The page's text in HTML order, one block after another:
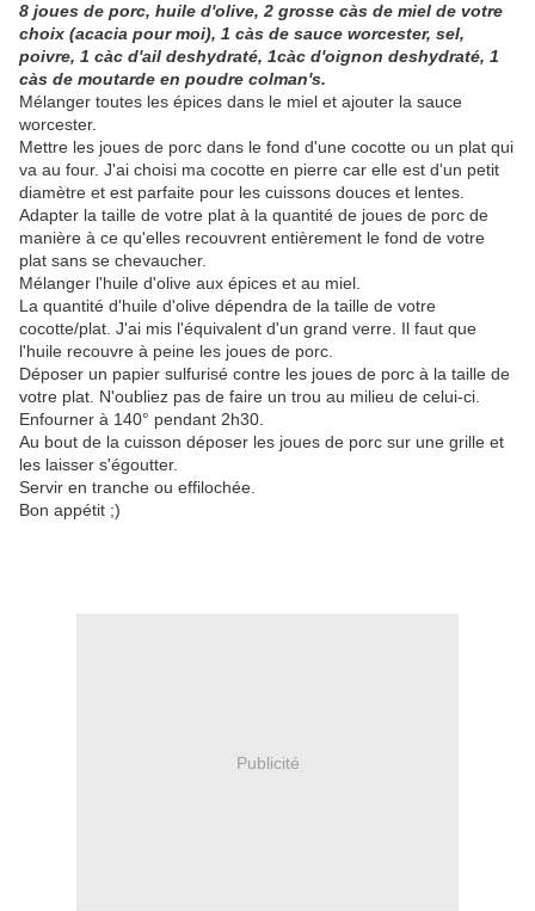
8 joues de porc, huile d'olive, 2 grosse càs de miel de votre
choix (acacia pour moi), 1 càs de sauce worcester, sel,
poivre, 1 càc d'ail deshydraté, 1càc d'oignon deshydraté, 1
càs de moutarde en poudre colman's.
Mélanger toutes les épices dans le miel et ajouter la sauce
worcester.
Mettre les joues de porc dans le fond d'une cocotte ou un plat qui
va au four. J'ai choisi ma cocotte en pierre car elle est d'un petit
diamètre et est parfaite pour les cuissons douces et lentes.
Adapter la taille de votre plat à la quantité de joues de porc de
manière à ce qu'elles recouvrent entièrement le fond de votre
plat sans se chevaucher.
Mélanger l'huile d'olive aux épices et au miel.
La quantité d'huile d'olive dépendra de la taille de votre
cocotte/plat. J'ai mis l'équivalent d'un grand verre. Il faut que
l'huile recouvre à peine les joues de porc.
Déposer un papier sulfurisé contre les joues de porc à la taille de
votre plat. N'oubliez pas de faire un trou au milieu de celui-ci.
Enfourner à 140° pendant 2h30.
Au bout de la cuisson déposer les joues de porc sur une grille et
les laisser s'égoutter.
Servir en tranche ou effilochée.
Bon appétit ;)
Publicité